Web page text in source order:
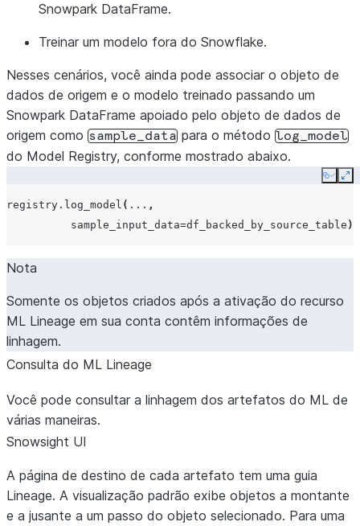
Snowpark DataFrame.
Treinar um modelo fora do Snowflake.
Nesses cenários, você ainda pode associar o objeto de
dados de origem e o modelo treinado passando um
Snowpark DataFrame apoiado pelo objeto de dados de
origem como sample_data para o método log_model
do Model Registry, conforme mostrado abaixo.
Copy
registry . log_model ( ... ,
sample_input_data=df_backed_by_source_table )
Nota
Somente os objetos criados após a ativação do recurso
ML Lineage em sua conta contêm informações de
linhagem.
Consulta do ML Lineage
Você pode consultar a linhagem dos artefatos do ML de
várias maneiras.
Snowsight UI
A página de destino de cada artefato tem uma guia
Lineage. A visualização padrão exibe objetos a montante
e a jusante a um passo do objeto selecionado. Para uma